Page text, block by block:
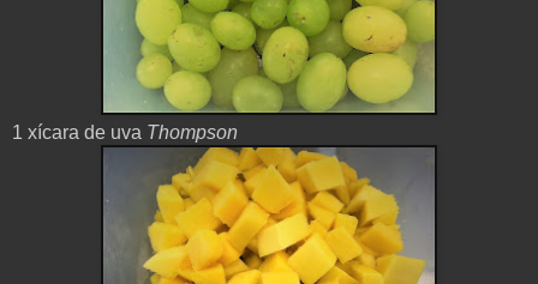
1 xícara de uva Thompson